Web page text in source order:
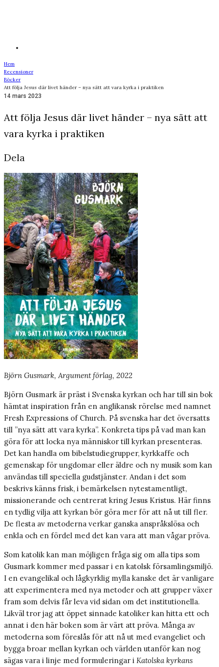
Hem
Recensioner
Böcker
Att följa Jesus där livet händer – nya sätt att vara kyrka i praktiken
14 mars 2023
Att följa Jesus där livet händer – nya sätt att
vara kyrka i praktiken
Dela
Björn Gusmark, Argument förlag, 2022
Björn Gusmark är präst i Svenska kyrkan och har till sin bok
hämtat inspiration från en anglikansk rörelse med namnet
Fresh Expressions of Church. På svenska har det översatts
till ”nya sätt att vara kyrka”. Konkreta tips på vad man kan
göra för att locka nya människor till kyrkan presenteras.
Det kan handla om bibelstudiegrupper, kyrkkaffe och
gemenskap för ungdomar eller äldre och ny musik som kan
användas till speciella gudstjänster. Andan i det som
beskrivs känns frisk, i bemärkelsen nytestamentligt,
missionerande och centrerat kring Jesus Kristus. Här finns
en tydlig vilja att kyrkan bör göra mer för att nå ut till fler.
De flesta av metoderna verkar ganska anspråkslösa och
enkla och en fördel med det kan vara att man vågar pröva.
Som katolik kan man möjligen fråga sig om alla tips som
Gusmark kommer med passar i en katolsk församlingsmiljö.
I en evangelikal och lågkyrklig mylla kanske det är vanligare
att experimentera med nya metoder och att grupper växer
fram som delvis får leva vid sidan om det institutionella.
Likväl tror jag att öppet sinnade katoliker kan hitta ett och
annat i den här boken som är värt att pröva. Många av
metoderna som föreslås för att nå ut med evangeliet och
bygga broar mellan kyrkan och världen utanför kan nog
sägas vara i linje med formuleringar i Katolska kyrkans